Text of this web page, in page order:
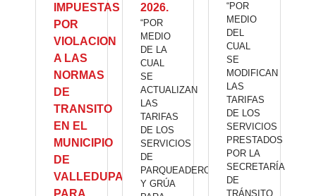
IMPUESTAS
POR
VIOLACION
A LAS
NORMAS
DE
TRANSITO
EN EL
MUNICIPIO
DE
VALLEDUPAR
PARA
2026.
“POR
MEDIO
DE LA
CUAL
SE
ACTUALIZAN
LAS
TARIFAS
DE LOS
SERVICIOS
DE
PARQUEADERO
Y GRÚA
“POR
MEDIO
DEL
CUAL
SE
MODIFICAN
LAS
TARIFAS
DE LOS
SERVICIOS
PRESTADOS
POR LA
SECRETARÍA
DE
TRÁNSITO